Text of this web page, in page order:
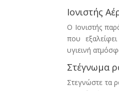
Ιονιστής
Ο Ιονιστής
που
υγιεινή
Στέγνωμα
Στεγνώστε τα